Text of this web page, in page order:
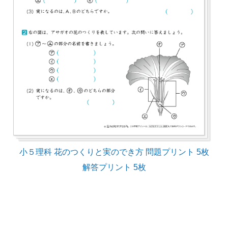
小５理科 花のつくりと実のでき方 問題プリント 5枚
解答プリント 5枚